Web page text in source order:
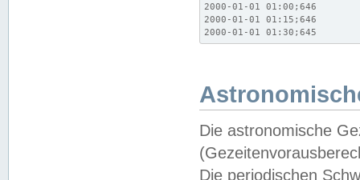
2000-01-01 01:00;646
2000-01-01 01:15;646
2000-01-01 01:30;645
Die astronomische
Die periodischen